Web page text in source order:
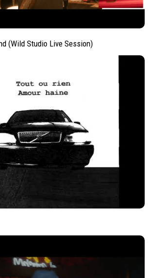
(Wild Studio Live Session)